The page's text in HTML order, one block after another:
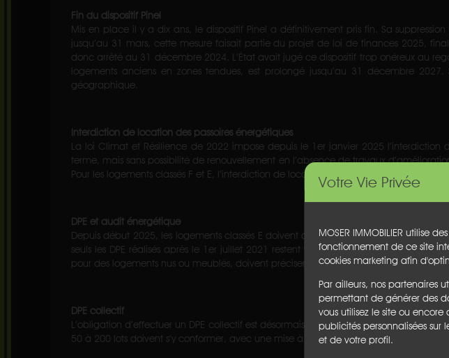
Votre Vie Privée
MOSER IMMOBILIER utilise
fonctionnement de ce site
cookies marketing afin
Par ailleurs, nos partenaires
permettant de générer des
vous utilisez le site ou
publicités personnalisées
et de votre profil.
Fin du dispositif Pinel
Mis en place il y a dix ans, le dispositif Pinel a définitivement pris fin. Sa
jusqu’au 31 mars, cette mesure faisait partie du projet de loi de finances 2025,
donc arrêté au 31 décembre 2024. L’État avait jugé ce dispositif trop onéreux au
logements anciens en zones tendues, est prolongé jusqu’au 31 décembre
géographique.
Interdiction de location des passoires énergétiques
La loi Climat et Résilience de 2022 impose depuis le 1er janvier 2025 l’interdiction
terme, mais sans possibilité de renouvellement en l’absence de travaux
Pour les logements classés F et E, l’interdiction de location s’appliquera
DPE et audit énergétique
Depuis début 2025, les logements classés E doivent obligatoirement faire l’objet
seuls les DPE réalisés après le 1er juillet 2021 restent valables et peuvent être
pour des logements nus ou meublés, doivent préciser le niveau de performance
DPE collectif
L’obligation d’effectuer un DPE collectif est désormais généralisée à tous les
50 à 200 lots doivent s’y conformer, avec une mise à jour obligatoire tous les dix ans,